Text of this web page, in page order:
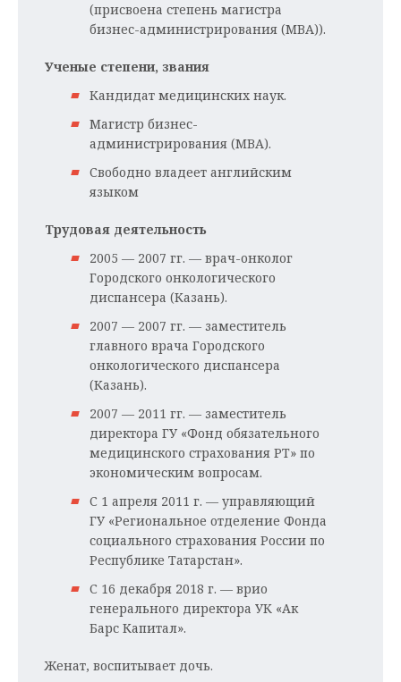
(присвоена степень магистра
бизнес-администрирования (MBA)).
Ученые степени, звания
Кандидат медицинских наук.
Магистр бизнес-
администрирования (MBA).
Свободно владеет английским
языком
Трудовая деятельность
2005 — 2007 гг. — врач-онколог
Городского онкологического
диспансера (Казань).
2007 — 2007 гг. — заместитель
главного врача Городского
онкологического диспансера
(Казань).
2007 — 2011 гг. — заместитель
директора ГУ «Фонд обязательного
медицинского страхования РТ» по
экономическим вопросам.
С 1 апреля 2011 г. — управляющий
ГУ «Региональное отделение Фонда
социального страхования России по
Республике Татарстан».
С 16 декабря 2018 г. — врио
генерального директора УК «Ак
Барс Капитал».
Женат, воспитывает дочь.